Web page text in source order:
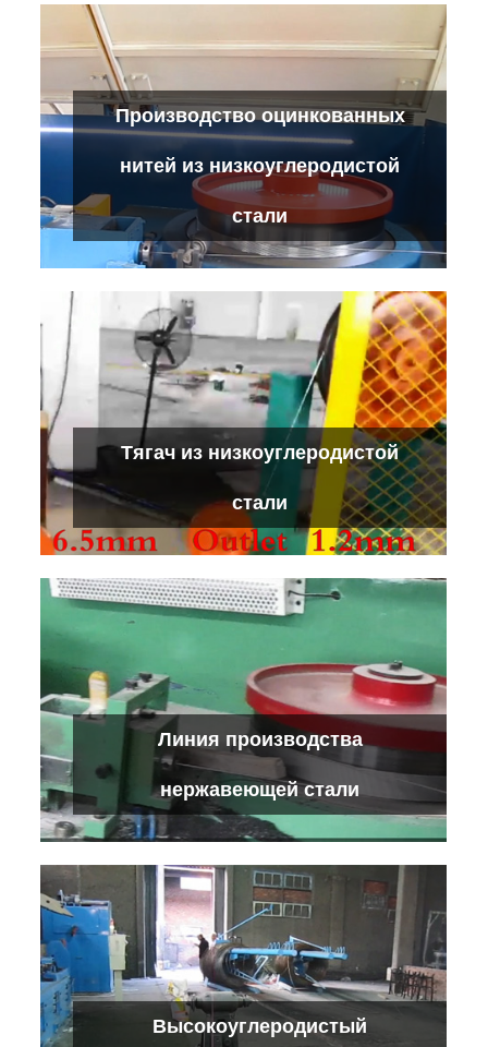
Линия низкоуглеродной резьбы
Проверьте детали
Производство оцинкованных
нитей из низкоуглеродистой
стали
Производство оцинкованных нитей из
низкоуглеродистой стали
Проверьте детали
Тягач из низкоуглеродистой
стали
Тягач из низкоуглеродистой стали
Проверьте детали
Линия производства
нержавеющей стали
Линия производства нержавеющей
стали
Высокоуглеродистый